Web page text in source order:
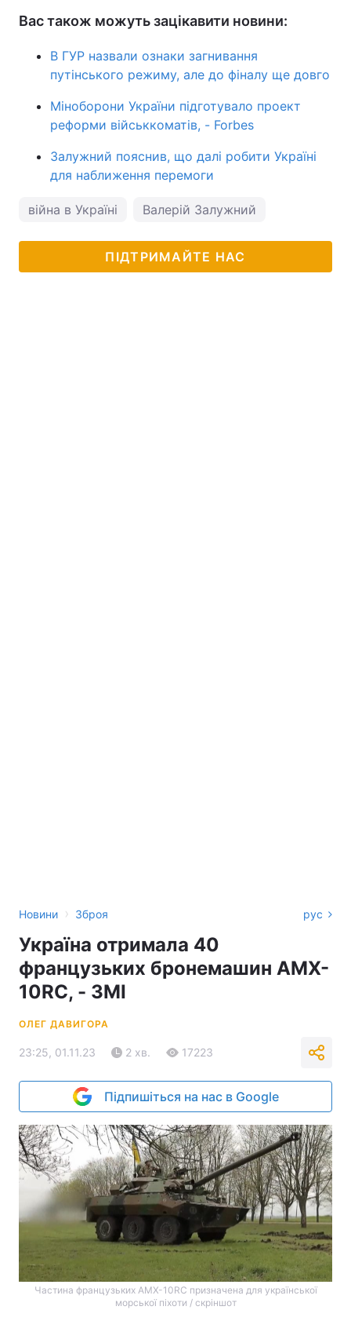
Вас також можуть зацікавити новини:
В ГУР назвали ознаки загнивання
путінського режиму, але до фіналу ще довго
Міноборони України підготувало проект
реформи військкоматів, - Forbes
Залужний пояснив, що далі робити Україні
для наближення перемоги
війна в Україні Валерій Залужний
ПІДТРИМАЙТЕ НАС
Новини › Зброя рус
Україна отримала 40
французьких бронемашин AMX-
10RC, - ЗМІ
ОЛЕГ ДАВИГОРА
23:25, 01.11.23 2 хв. 17223
Підпишіться на нас в Google
Частина французьких AMX-10RC призначена для української
морської піхоти / скріншот